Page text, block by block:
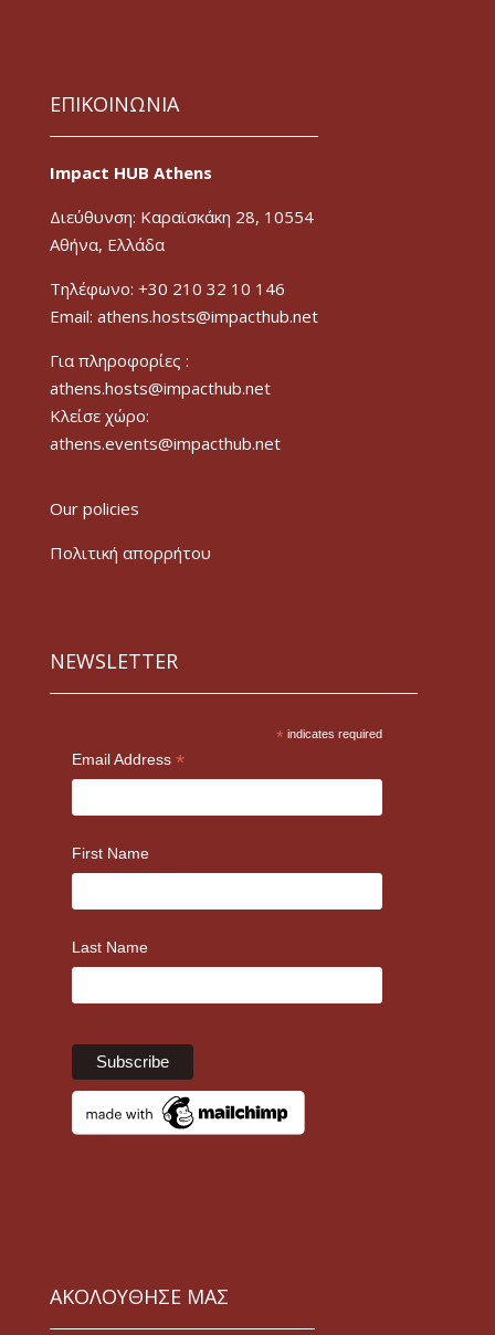
ΕΠΙΚΟΙΝΩΝΙΑ
Impact HUB Athens
Διεύθυνση: Καραϊσκάκη 28, 10554
Αθήνα, Ελλάδα
Τηλέφωνο: +30 210 32 10 146
Email: athens.hosts@impacthub.net
Για πληροφορίες :
athens.hosts@impacthub.net
Κλείσε χώρο:
athens.events@impacthub.net
Our policies
Πολιτική απορρήτου
NEWSLETTER
* indicates required
Email Address *
First Name
Last Name
ΑΚΟΛΟΥΘΗΣΕ ΜΑΣ